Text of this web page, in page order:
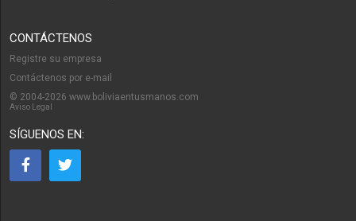
CONTÁCTENOS
Registre su empresa
Contáctenos por e-mail
© 2004-2026 www.boliviaentusmanos.com
Aviso Legal
SÍGUENOS EN: